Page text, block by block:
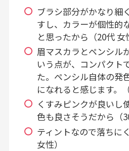
ブラシ部分がかなり細
すし、カラーが個性的
と思ったから（20代 女
眉マスカラとペンシル
いう点が、コンパクト
た。ペンシル自体の発
になれると感じます。
くすみピンクが良いし
色も良さそうだから（
ティントなので落ちに
女性）